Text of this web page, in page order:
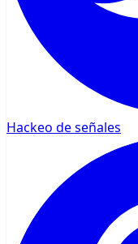
Hackeo de señales